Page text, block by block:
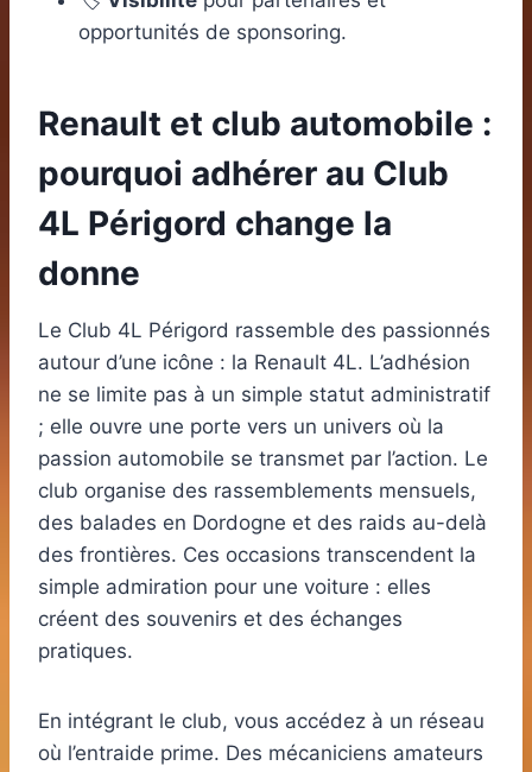
opportunités de sponsoring.
Renault et club automobile :
pourquoi adhérer au Club
4L Périgord change la
donne
Le Club 4L Périgord rassemble des passionnés
autour d’une icône : la Renault 4L. L’adhésion
ne se limite pas à un simple statut administratif
; elle ouvre une porte vers un univers où la
passion automobile se transmet par l’action. Le
club organise des rassemblements mensuels,
des balades en Dordogne et des raids au-delà
des frontières. Ces occasions transcendent la
simple admiration pour une voiture : elles
créent des souvenirs et des échanges
pratiques.
En intégrant le club, vous accédez à un réseau
où l’entraide prime. Des mécaniciens amateurs